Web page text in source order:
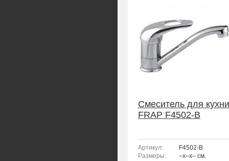
Смеситель для кухни
FRAP F4502-B
Артикул:
F4502-B
Размеры:
–x–x– см.